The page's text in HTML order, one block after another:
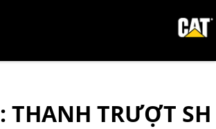
: THANH TRƯỢT SH